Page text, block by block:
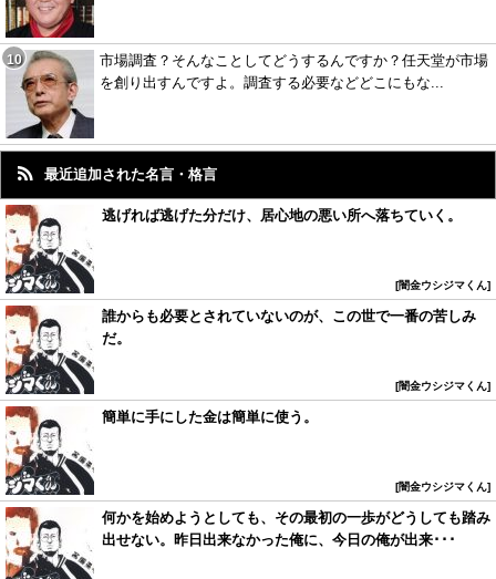
市場調査？そんなことしてどうするんですか？任天堂が市場
を創り出すんですよ。調査する必要などどこにもな...
最近追加された名言・格言
逃げれば逃げた分だけ、居心地の悪い所へ落ちていく。
闇金ウシジマくん
誰からも必要とされていないのが、この世で一番の苦しみ
だ。
闇金ウシジマくん
簡単に手にした金は簡単に使う。
闇金ウシジマくん
何かを始めようとしても、その最初の一歩がどうしても踏み
出せない。昨日出来なかった俺に、今日の俺が出来･･･